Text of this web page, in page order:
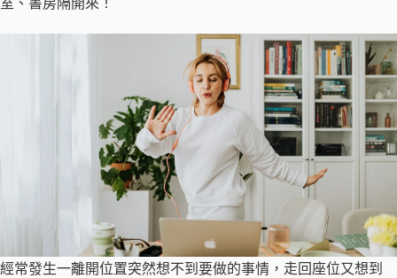
室、書房隔開來！
經常發生一離開位置突然想不到要做的事情，走回座位又想到